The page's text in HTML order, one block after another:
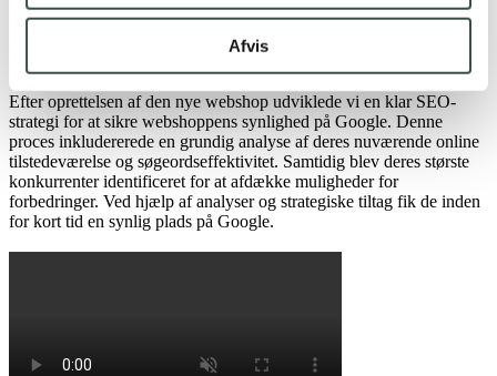
Afvis
deres position som en pålidelig og moderne detailvirksomhed.
En ny webshop afhænger af en god SEO-strategi
Efter oprettelsen af den nye webshop udviklede vi en klar SEO-
strategi for at sikre webshoppens synlighed på Google. Denne
proces inkludererede en grundig analyse af deres nuværende online
tilstedeværelse og søgeordseffektivitet. Samtidig blev deres største
konkurrenter identificeret for at afdække muligheder for
forbedringer. Ved hjælp af analyser og strategiske tiltag fik de inden
for kort tid en synlig plads på Google.